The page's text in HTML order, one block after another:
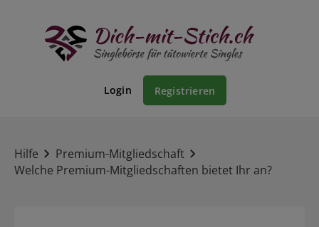
Login Registrieren
Hilfe
Premium-Mitgliedschaft
Welche Premium-Mitgliedschaften bietet Ihr an?